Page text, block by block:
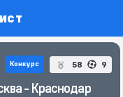
Конкурс 58 9
- Краснодар